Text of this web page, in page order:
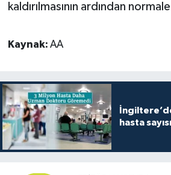
kaldırılmasının ardından
Kaynak: AA
hasta